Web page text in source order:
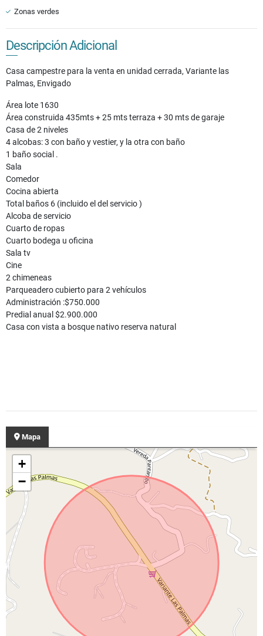
Zonas verdes
Descripción Adicional
Casa campestre para la venta en unidad cerrada, Variante las
Palmas, Envigado
Área lote 1630
Área construida 435mts + 25 mts terraza + 30 mts de garaje
Casa de 2 niveles
4 alcobas: 3 con baño y vestier, y la otra con baño
1 baño social .
Sala
Comedor
Cocina abierta
Total baños 6 (incluido el del servicio )
Alcoba de servicio
Cuarto de ropas
Cuarto bodega u oficina
Sala tv
Cine
2 chimeneas
Parqueadero cubierto para 2 vehículos
Administración :$750.000
Predial anual $2.900.000
Casa con vista a bosque nativo reserva natural
Mapa
+
−